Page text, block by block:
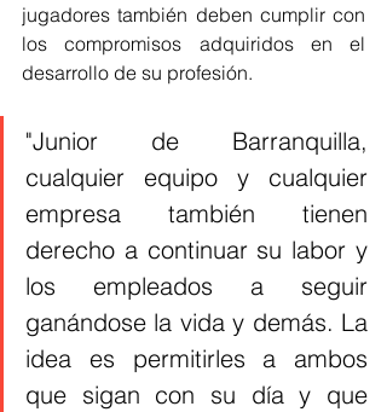
jugadores también deben cumplir con
los compromisos adquiridos en el
desarrollo de su profesión.
"Junior de Barranquilla,
cualquier equipo y cualquier
empresa también tienen
derecho a continuar su labor y
los empleados a seguir
ganándose la vida y demás. La
idea es permitirles a ambos
que sigan con su día y que